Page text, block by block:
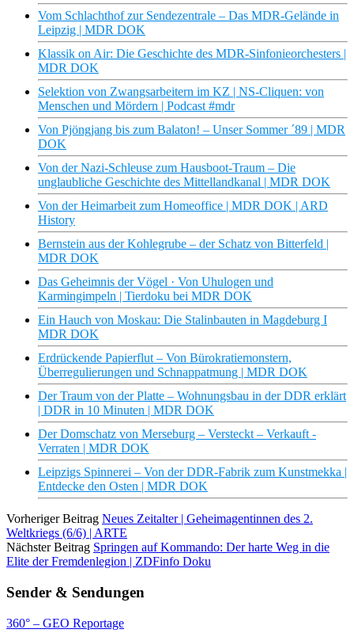
Vom Schlachthof zur Sendezentrale – Das MDR-Gelände in
Leipzig | MDR DOK
Klassik on Air: Die Geschichte des MDR-Sinfonieorchesters |
MDR DOK
Selektion von Zwangsarbeitern im KZ | NS-Cliquen: von
Menschen und Mördern | Podcast #mdr
Von Pjöngjang bis zum Balaton! – Unser Sommer ´89 | MDR
DOK
Von der Nazi-Schleuse zum Hausboot-Traum – Die
unglaubliche Geschichte des Mittellandkanal | MDR DOK
Von der Heimarbeit zum Homeoffice | MDR DOK | ARD
History
Bernstein aus der Kohlegrube – der Schatz von Bitterfeld |
MDR DOK
Das Geheimnis der Vögel · Von Uhulogen und
Karmingimpeln | Tierdoku bei MDR DOK
Ein Hauch von Moskau: Die Stalinbauten in Magdeburg I
MDR DOK
Erdrückende Papierflut – Von Bürokratiemonstern,
Überregulierungen und Schnappatmung | MDR DOK
Der Traum von der Platte – Wohnungsbau in der DDR erklärt
| DDR in 10 Minuten | MDR DOK
Der Domschatz von Merseburg – Versteckt – Verkauft -
Verraten | MDR DOK
Leipzigs Spinnerei – Von der DDR-Fabrik zum Kunstmekka |
Entdecke den Osten | MDR DOK
Vorheriger Beitrag Neues Zeitalter | Geheimagentinnen des 2.
Weltkriegs (6/6) | ARTE
Nächster Beitrag Springen auf Kommando: Der harte Weg in die
Elite der Fremdenlegion | ZDFinfo Doku
Sender & Sendungen
360° – GEO Reportage